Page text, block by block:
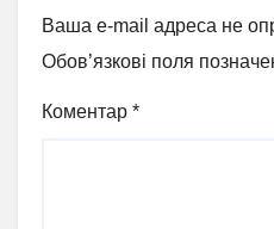
Ваша e-mail адреса не
Обов’язкові поля
Коментар *